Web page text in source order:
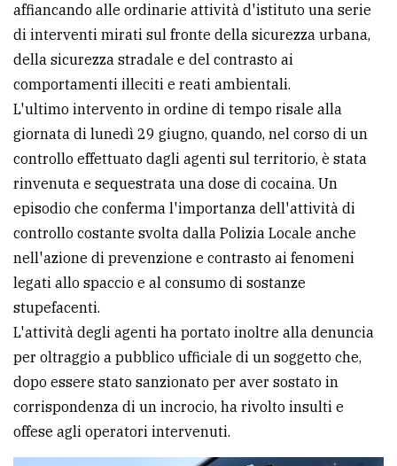
Cerca
per
comune
Ricerca
avanzata
LE
ALTRE
TESTATE
PRIVACY
Privacy
policy
Cookie
affiancando alle ordinarie attività d'istituto una serie
di interventi mirati sul fronte della sicurezza urbana,
della sicurezza stradale e del contrasto ai
comportamenti illeciti e reati ambientali.
L'ultimo intervento in ordine di tempo risale alla
giornata di lunedì 29 giugno, quando, nel corso di un
controllo effettuato dagli agenti sul territorio, è stata
rinvenuta e sequestrata una dose di cocaina. Un
episodio che conferma l'importanza dell'attività di
controllo costante svolta dalla Polizia Locale anche
nell'azione di prevenzione e contrasto ai fenomeni
legati allo spaccio e al consumo di sostanze
stupefacenti.
L'attività degli agenti ha portato inoltre alla denuncia
per oltraggio a pubblico ufficiale di un soggetto che,
dopo essere stato sanzionato per aver sostato in
corrispondenza di un incrocio, ha rivolto insulti e
offese agli operatori intervenuti.